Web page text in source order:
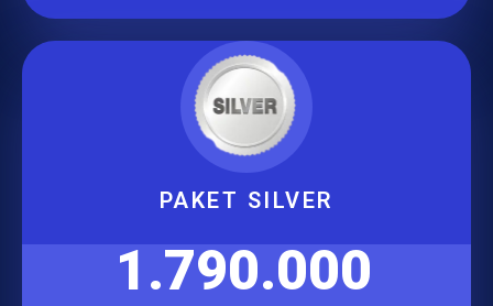
PAKET SILVER
1.790.000